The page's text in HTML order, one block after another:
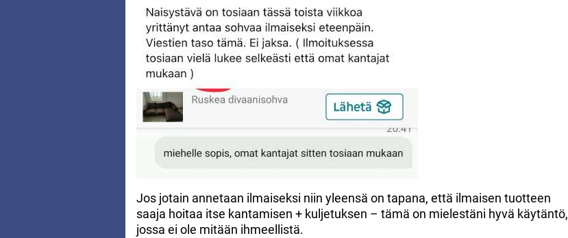
Jos jotain annetaan ilmaiseksi niin yleensä on tapana, että ilmaisen tuotteen
saaja hoitaa itse kantamisen + kuljetuksen – tämä on mielestäni hyvä käytäntö,
jossa ei ole mitään ihmeellistä.